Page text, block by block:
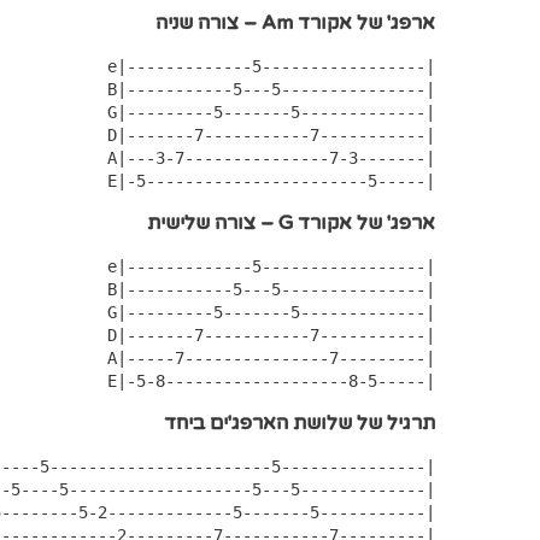
ארפג' של אקורד Am – צורה שניה
e|-------------5-----------------|
E|-5-----------------------5-----|
ארפג' של אקורד G – צורה שלישית
e|-------------5-----------------|
E|-5-8-------------------8-5-----|
תרגיל של שלושת הארפג'ים ביחד
5-----------------------5---------------|